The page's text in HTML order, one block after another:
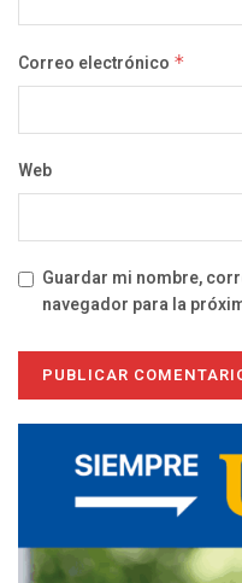
Correo electrónico *
Web
Guardar mi nombre,
navegador para la